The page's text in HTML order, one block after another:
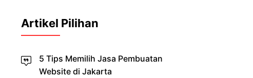
Artikel Pilihan
5 Tips Memilih Jasa Pembuatan
Website di Jakarta